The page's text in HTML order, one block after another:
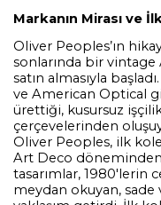
Markanın Mirası ve
Oliver Peoples’ın
sonlarında bir
satın almasıyla
ve American Optical
ürettiği, kusursuz
çerçevelerinden
Oliver Peoples, ilk
Art Deco döneminden
tasarımlar, 1980'lerin
meydan okuyan, sade